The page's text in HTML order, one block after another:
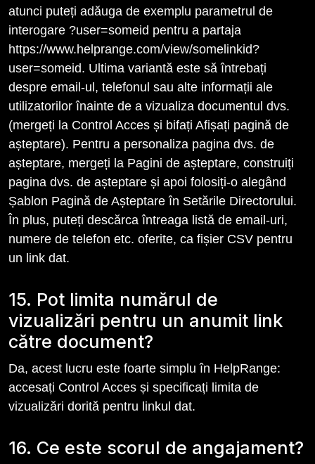
atunci puteți adăuga de exemplu parametrul de
interogare ?user=someid pentru a partaja
https://www.helprange.com/view/somelinkid?
user=someid. Ultima variantă este să întrebați
despre email-ul, telefonul sau alte informații ale
utilizatorilor înainte de a vizualiza documentul dvs.
(mergeți la Control Acces și bifați Afișați pagină de
așteptare). Pentru a personaliza pagina dvs. de
așteptare, mergeți la Pagini de așteptare, construiți
pagina dvs. de așteptare și apoi folosiți-o alegând
Șablon Pagină de Așteptare în Setările Directorului.
În plus, puteți descărca întreaga listă de email-uri,
numere de telefon etc. oferite, ca fișier CSV pentru
un link dat.
15. Pot limita numărul de
vizualizări pentru un anumit link
către document?
Da, acest lucru este foarte simplu în HelpRange:
accesați Control Acces și specificați limita de
vizualizări dorită pentru linkul dat.
16. Ce este scorul de angajament?